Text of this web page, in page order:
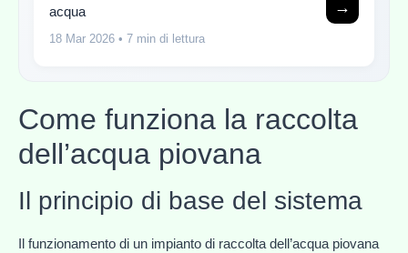
acqua
18 Mar 2026 • 7 min di lettura
→
Come funziona la raccolta
dell’acqua piovana
Il principio di base del sistema
Il funzionamento di un impianto di raccolta dell’acqua piovana